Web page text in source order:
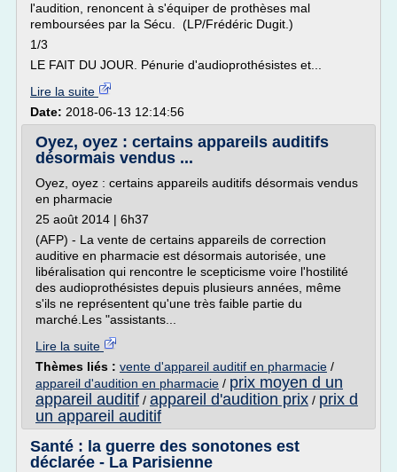
l'audition, renoncent à s'équiper de prothèses mal
remboursées par la Sécu. (LP/Frédéric Dugit.)
1/3
LE FAIT DU JOUR. Pénurie d'audioprothésistes et...
Lire la suite
Date: 2018-06-13 12:14:56
Oyez, oyez : certains appareils auditifs
désormais vendus ...
Oyez, oyez : certains appareils auditifs désormais vendus
en pharmacie
25 août 2014 | 6h37
(AFP) - La vente de certains appareils de correction
auditive en pharmacie est désormais autorisée, une
libéralisation qui rencontre le scepticisme voire l'hostilité
des audioprothésistes depuis plusieurs années, même
s'ils ne représentent qu'une très faible partie du
marché.Les "assistants...
Lire la suite
Thèmes liés : vente d'appareil auditif en pharmacie /
appareil d'audition en pharmacie / prix moyen d un
appareil auditif / appareil d'audition prix / prix d
un appareil auditif
Santé : la guerre des sonotones est
déclarée - La Parisienne